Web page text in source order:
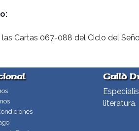
las Cartas 067-088 del Ciclo del
Guild
literatura.